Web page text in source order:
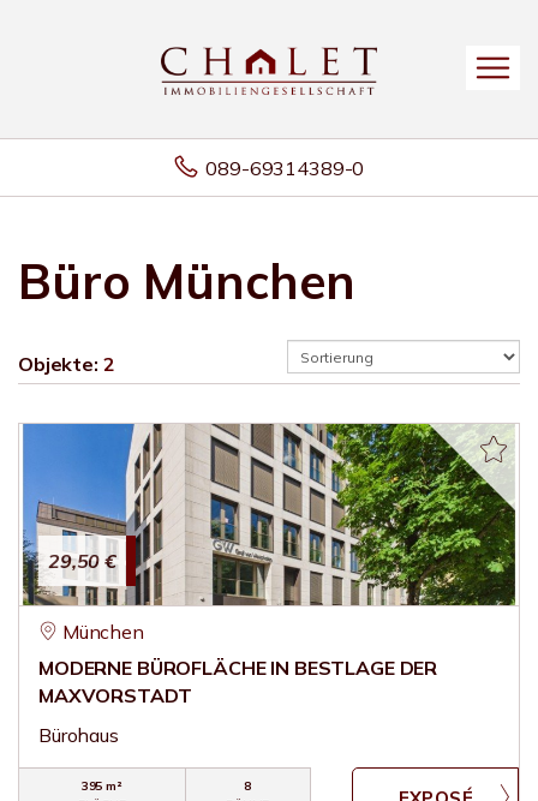
089-69314389-0
Büro München
Objekte: 2
29,50 €
München
MODERNE BÜROFLÄCHE IN BESTLAGE DER
MAXVORSTADT
Bürohaus
395 m²
8